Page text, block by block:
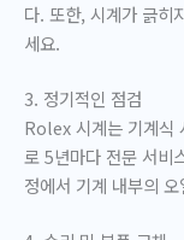
다. 또한, 시계가 긁히
세요.
3. 정기적인 점검
Rolex 시계는 기계식
로 5년마다 전문 서비
정에서 기계 내부의